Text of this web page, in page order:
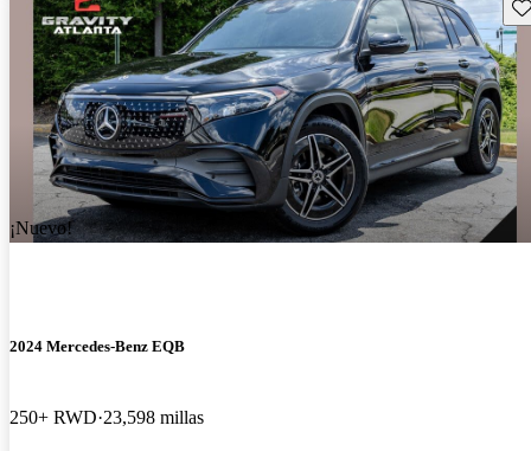
¡Nuevo!
2024 Mercedes-Benz EQB
250+ RWD 23,598 millas